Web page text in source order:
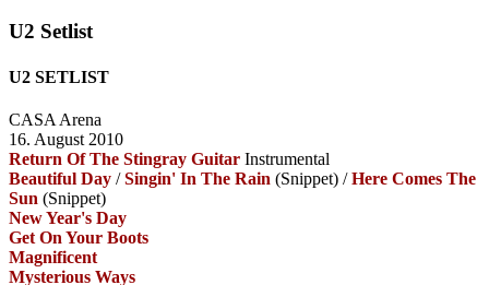
U2 Setlist
U2 SETLIST
CASA Arena
16. August 2010
Return Of The Stingray Guitar Instrumental
Beautiful Day /Singin' In The Rain (Snippet) /Here Comes The
Sun (Snippet)
New Year's Day
Get On Your Boots
Magnificent
Mysterious Ways